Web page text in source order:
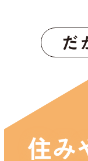
だ
住み